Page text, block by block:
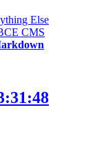
Else
CMS